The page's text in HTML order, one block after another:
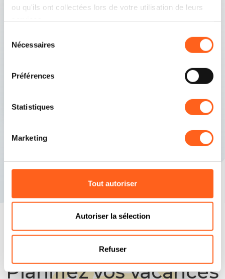
ou qu'ils ont collectées lors de votre utilisation de leurs
Nécessaires
Préférences
Statistiques
Marketing
Tout autoriser
Autoriser la sélection
Refuser
Partanna
Répondons à vos questions
Planifiez vos vacances